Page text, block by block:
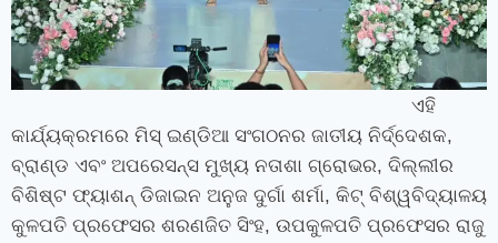
ଏହି
କାର୍ଯ୍ୟକ୍ରମରେ ମିସ୍ ଇଣ୍ଡିଆ ସଂଗଠନର ଜାତୀୟ ନିର୍ଦ୍ଦେଶକ,
ବ୍ରାଣ୍ଡ ଏବଂ ଅପରେସନ୍ସ ମୁଖ୍ୟ ନତାଶା ଗ୍ରୋଭର, ଦିଲ୍ଲୀର
ବିଶିଷ୍ଟ ଫ୍ୟାଶନ୍ ଡିଜାଇନ ଅନୁଜ ଦୁର୍ଗା ଶର୍ମା, କିଟ୍‍ ବିଶ୍ୱବିଦ୍ୟାଳୟ
କୁଳପତି ପ୍ରଫେସର ଶରଣଜିତ ସିଂହ, ଉପକୁଳପତି ପ୍ରଫେସର ରାଜୁ